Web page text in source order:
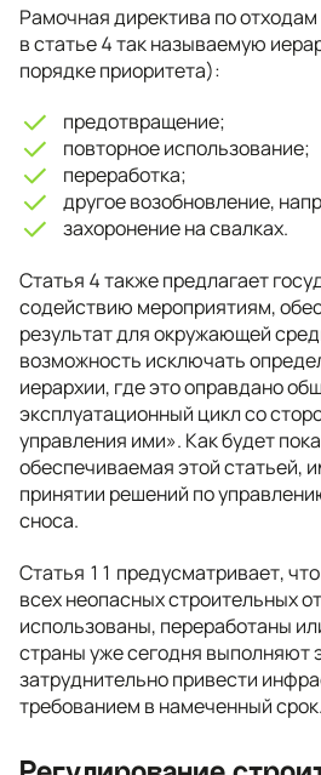
Рамочная директива по
в статье 4 так называемую
порядке приоритета):
предотвращение;
повторное использование;
переработка;
другое возобновление,
захоронение на свалках.
Статья 4 также предлагает
содействию мероприятиям,
результат для окружающей
возможность исключать
иерархии, где это оправдано
эксплуатационный цикл со
управления ими». Как будет
обеспечиваемая этой статьей,
принятии решений по
сноса.
Статья 11 предусматривает,
всех неопасных строительных
использованы, переработаны
страны уже сегодня выполняют
затруднительно привести
требованием в намеченный срок.